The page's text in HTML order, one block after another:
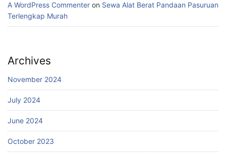
A WordPress Commenter on Sewa Alat Berat Pandaan Pasuruan
Terlengkap Murah
Archives
November 2024
July 2024
June 2024
October 2023